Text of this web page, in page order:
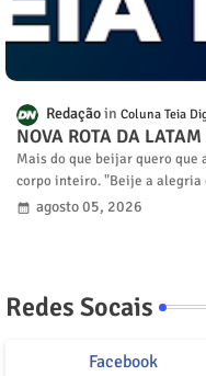
Redação Coluna Teia
NOVA ROTA DA
Mais do que beijar quero que
corpo inteiro. "Beije a alegria
agosto 05, 2026
Redes Socais
Facebook